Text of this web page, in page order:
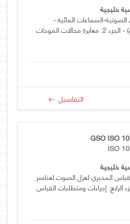
خليجية
السماعات المائية -
(الهيدروفونات) - الجزء 2: معايرة مجالات الموجات
التفاصيل
GSO ISO
ISO
خليجية
المخبري لعزل الصوت لعناصر
الرابع: إجراءات ومتطلبات القياس